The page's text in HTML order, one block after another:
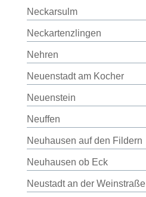
Neckarsulm
Neckartenzlingen
Nehren
Neuenstadt am Kocher
Neuenstein
Neuffen
Neuhausen auf den Fildern
Neuhausen ob Eck
Neustadt an der Weinstraße